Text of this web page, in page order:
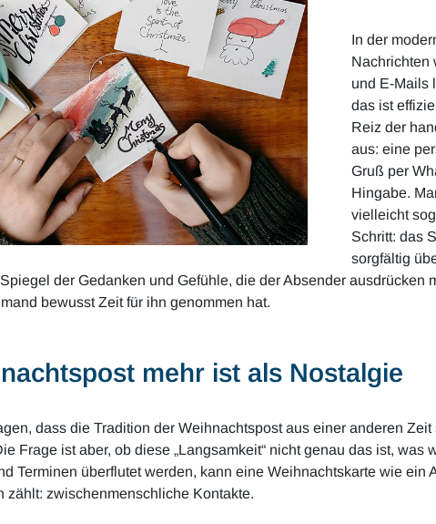
In der
Nachrichten
und E-Mails
das ist
Reiz der
aus: eine
Gruß per
Hingabe.
vielleicht
Schritt: das
sorgfältig
der Gedanken und Gefühle, die der Absender
bewusst Zeit für ihn genommen hat.
mehr ist als Nostalgie
dass die Tradition der Weihnachtspost aus einer anderen
Frage ist aber, ob diese „Langsamkeit“ nicht genau das ist,
Terminen überflutet werden, kann eine Weihnachtskarte wie
zählt: zwischenmenschliche Kontakte.